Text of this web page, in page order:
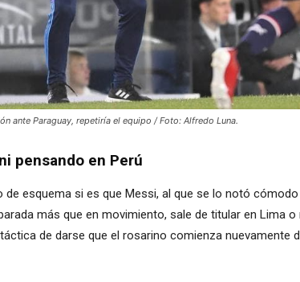
ante Paraguay, repetiría el equipo / Foto: Alfredo Luna.
pensando en Perú
de esquema si es que Messi, al que se lo notó
más que en movimiento, sale de titular en Lima o
de darse que el rosarino comienza nuevamente